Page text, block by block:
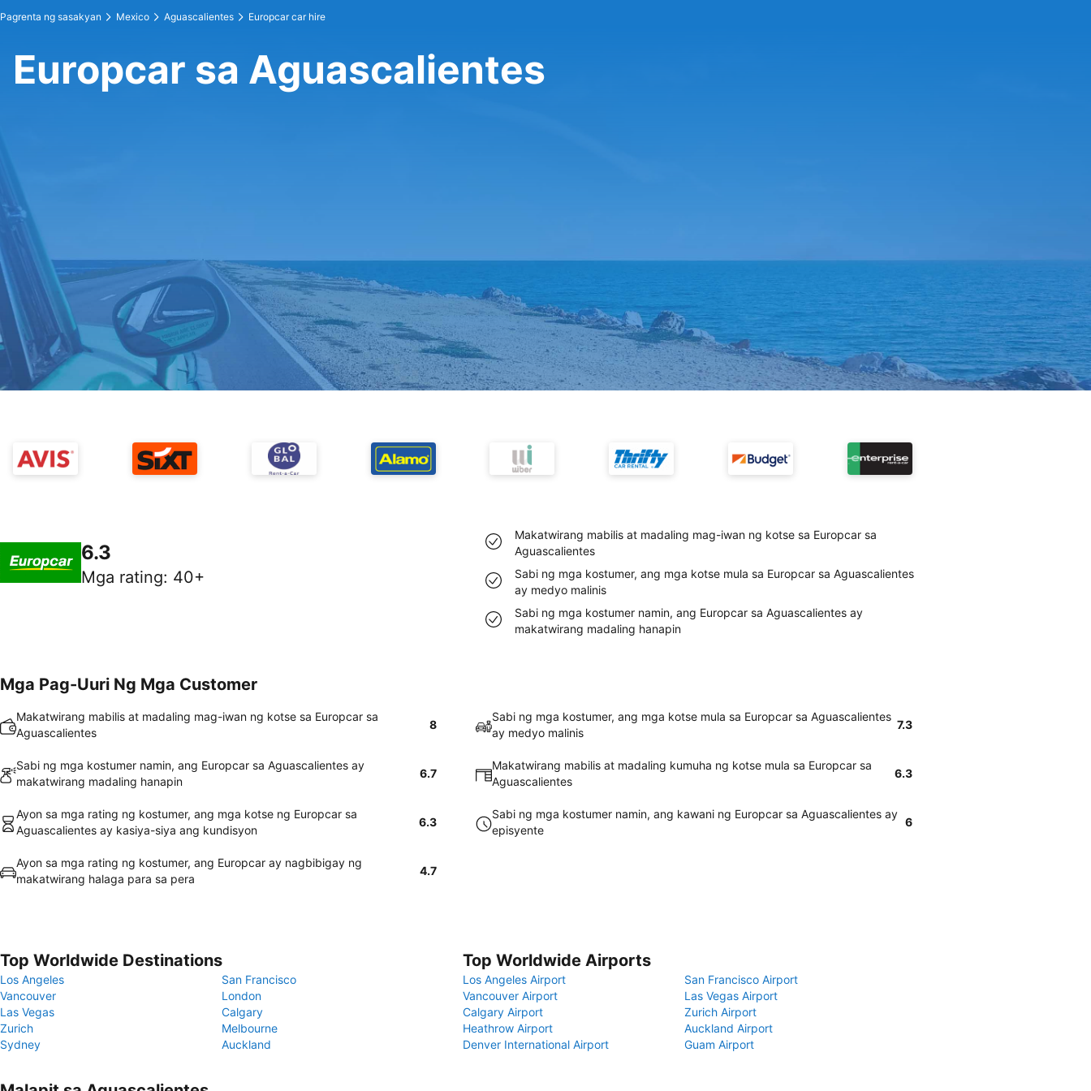
Pagrenta ng sasakyan Mexico Aguascalientes Europcar car hire
Europcar sa Aguascalientes
6.3
Mga rating: 40+
Makatwirang mabilis at madaling mag-iwan ng kotse sa Europcar sa
Aguascalientes
Sabi ng mga kostumer, ang mga kotse mula sa Europcar sa Aguascalientes
ay medyo malinis
Sabi ng mga kostumer namin, ang Europcar sa Aguascalientes ay
makatwirang madaling hanapin
Mga Pag-Uuri Ng Mga Customer
Makatwirang mabilis at madaling mag-iwan ng kotse sa Europcar sa
Aguascalientes
8
Sabi ng mga kostumer, ang mga kotse mula sa Europcar sa Aguascalientes
ay medyo malinis
7.3
Sabi ng mga kostumer namin, ang Europcar sa Aguascalientes ay
makatwirang madaling hanapin
6.7
Makatwirang mabilis at madaling kumuha ng kotse mula sa Europcar sa
Aguascalientes
6.3
Ayon sa mga rating ng kostumer, ang mga kotse ng Europcar sa
Aguascalientes ay kasiya-siya ang kundisyon
6.3
Sabi ng mga kostumer namin, ang kawani ng Europcar sa Aguascalientes ay
episyente
6
Ayon sa mga rating ng kostumer, ang Europcar ay nagbibigay ng
makatwirang halaga para sa pera
4.7
Top Worldwide Destinations
Los Angeles
San Francisco
Vancouver
London
Las Vegas
Calgary
Zurich
Melbourne
Sydney
Auckland
Top Worldwide Airports
Los Angeles Airport
San Francisco Airport
Vancouver Airport
Las Vegas Airport
Calgary Airport
Zurich Airport
Heathrow Airport
Auckland Airport
Denver International Airport
Guam Airport